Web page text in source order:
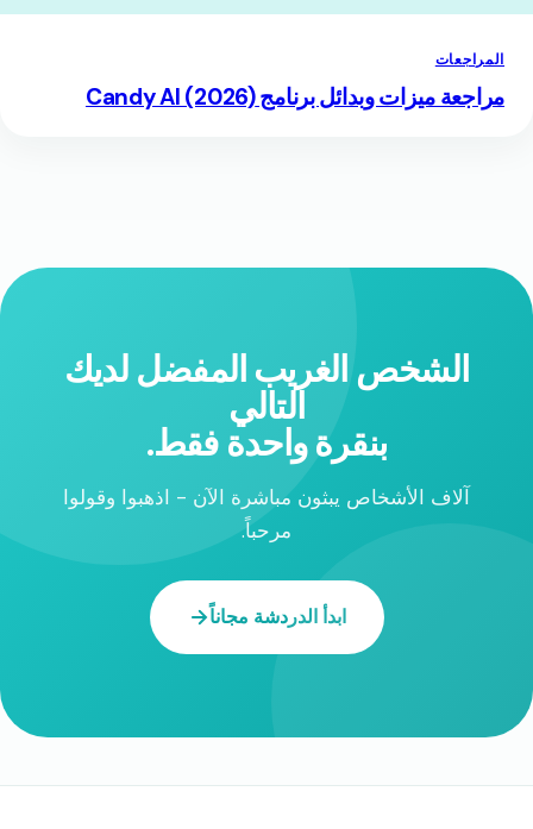
المراجعات
مراجعة ميزات وبدائل برنامج Candy AI (2026)
الشخص الغريب المفضل لديك
التالي
بنقرة واحدة فقط.
آلاف الأشخاص يبثون مباشرة الآن - اذهبوا وقولوا
مرحباً.
ابدأ الدردشة مجاناً